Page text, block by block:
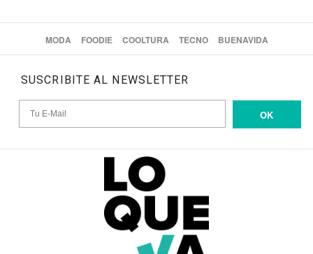
MODA FOODIE COOLTURA TECNO BUENAVIDA
SUSCRIBITE AL NEWSLETTER
OK